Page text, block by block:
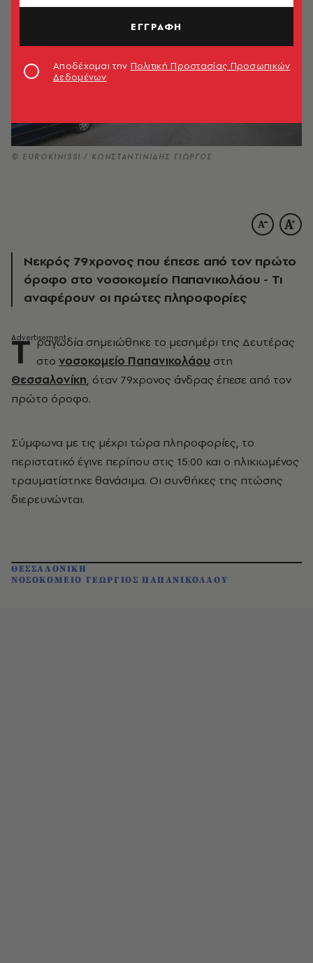
© EUROKINISSI / ΚΩΝΣΤΑΝΤΙΝΙΔΗΣ ΓΙΩΡΓΟΣ
Νεκρός 79χρονος που έπεσε από τον πρώτο
όροφο στο νοσοκομείο Παπανικολάου - Τι
αναφέρουν οι πρώτες πληροφορίες
Τ ραγωδία σημειώθηκε το μεσημέρι της Δευτέρας
στο νοσοκομείο Παπανικολάου στη
Θεσσαλονίκη, όταν 79χρονος άνδρας έπεσε από τον
πρώτο όροφο.
Σύμφωνα με τις μέχρι τώρα πληροφορίες, το
περιστατικό έγινε περίπου στις 15:00 και ο ηλικιωμένος
τραυματίστηκε θανάσιμα. Οι συνθήκες της πτώσης
διερευνώνται.
ΘΕΣΣΑΛΟΝΙΚΗ
ΝΟΣΟΚΟΜΕΙΟ ΓΕΩΡΓΙΟΣ ΠΑΠΑΝΙΚΟΛΑΟΥ
ΕΓΓΡΑΦΗ
Αποδέχομαι την Πολιτική Προστασίας Προσωπικών
Δεδομένων